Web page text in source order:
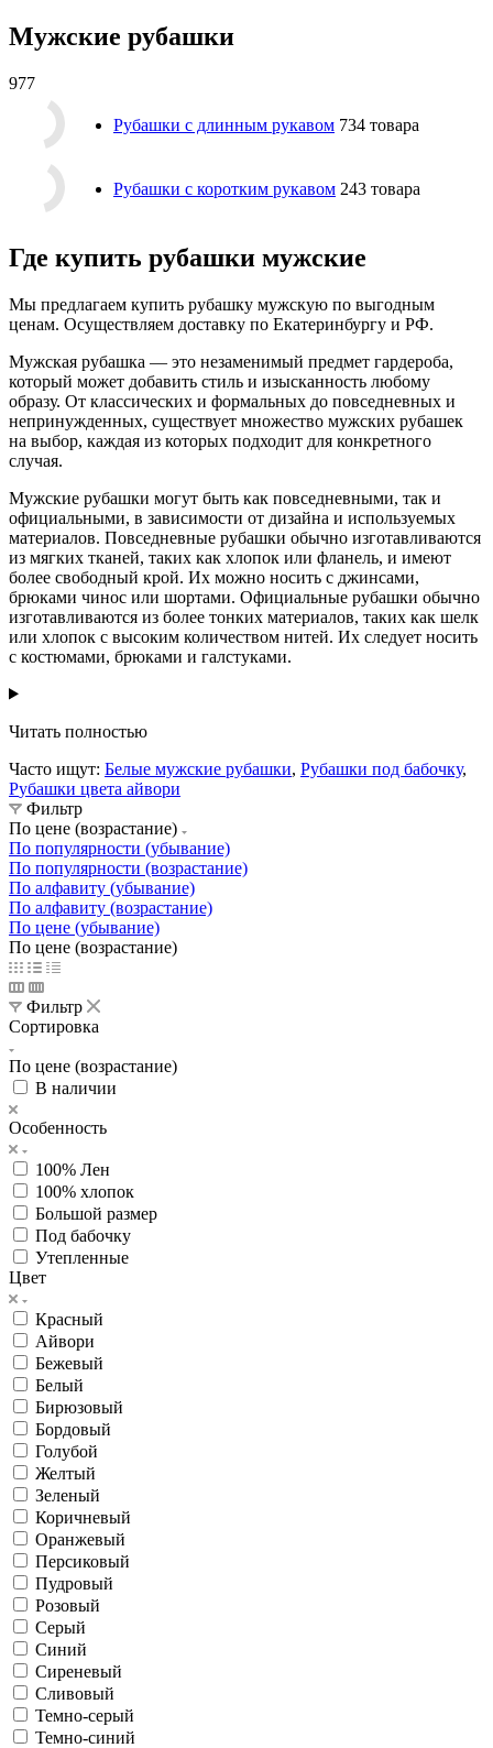
Мужские рубашки
977
Рубашки с длинным рукавом 734 товара
Рубашки с коротким рукавом 243 товара
Где купить рубашки мужские
Мы предлагаем купить рубашку мужскую по выгодным
ценам. Осуществляем доставку по Екатеринбургу и РФ.
Мужская рубашка — это незаменимый предмет гардероба,
который может добавить стиль и изысканность любому
образу. От классических и формальных до повседневных и
непринужденных, существует множество мужских рубашек
на выбор, каждая из которых подходит для конкретного
случая.
Мужские рубашки могут быть как повседневными, так и
официальными, в зависимости от дизайна и используемых
материалов. Повседневные рубашки обычно изготавливаются
из мягких тканей, таких как хлопок или фланель, и имеют
более свободный крой. Их можно носить с джинсами,
брюками чинос или шортами. Официальные рубашки обычно
изготавливаются из более тонких материалов, таких как шелк
или хлопок с высоким количеством нитей. Их следует носить
с костюмами, брюками и галстуками.
Читать полностью
Часто ищут: Белые мужские рубашки, Рубашки под бабочку,
Рубашки цвета айвори
Фильтр
По цене (возрастание)
По популярности (убывание)
По популярности (возрастание)
По алфавиту (убывание)
По алфавиту (возрастание)
По цене (убывание)
По цене (возрастание)
Фильтр
Сортировка
По цене (возрастание)
В наличии
Особенность
100% Лен
100% хлопок
Большой размер
Под бабочку
Утепленные
Цвет
Красный
Айвори
Бежевый
Белый
Бирюзовый
Бордовый
Голубой
Желтый
Зеленый
Коричневый
Оранжевый
Персиковый
Пудровый
Розовый
Серый
Синий
Сиреневый
Сливовый
Темно-серый
Темно-синий